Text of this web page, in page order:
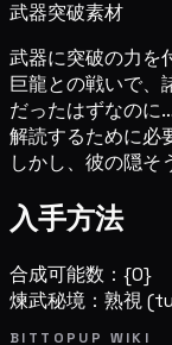
武器突破素材
武器に突破の力を
巨龍との戦いで、
だったはずなのに
解読するために必
しかし、彼の隠そ
入手方法
合成可能数：{0}
煉武秘境：熟視
BITTOPUP WIKI